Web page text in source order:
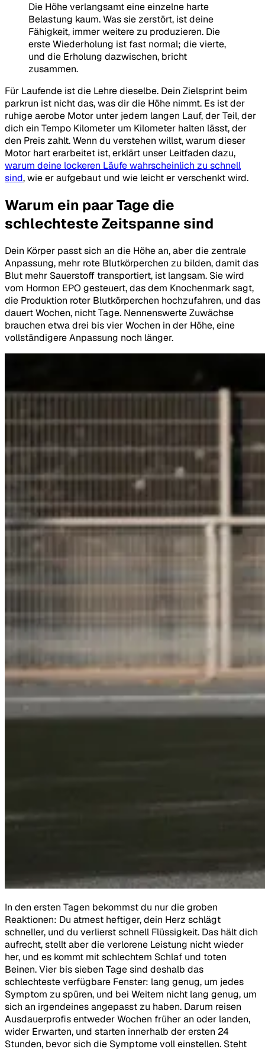
Die Höhe verlangsamt eine einzelne harte
Belastung kaum. Was sie zerstört, ist deine
Fähigkeit, immer weitere zu produzieren. Die
erste Wiederholung ist fast normal; die vierte,
und die Erholung dazwischen, bricht
zusammen.
Für Laufende ist die Lehre dieselbe. Dein Zielsprint beim
parkrun ist nicht das, was dir die Höhe nimmt. Es ist der
ruhige aerobe Motor unter jedem langen Lauf, der Teil, der
dich ein Tempo Kilometer um Kilometer halten lässt, der
den Preis zahlt. Wenn du verstehen willst, warum dieser
Motor hart erarbeitet ist, erklärt unser Leitfaden dazu,
warum deine lockeren Läufe wahrscheinlich zu schnell
sind, wie er aufgebaut und wie leicht er verschenkt wird.
Warum ein paar Tage die
schlechteste Zeitspanne sind
Dein Körper passt sich an die Höhe an, aber die zentrale
Anpassung, mehr rote Blutkörperchen zu bilden, damit das
Blut mehr Sauerstoff transportiert, ist langsam. Sie wird
vom Hormon EPO gesteuert, das dem Knochenmark sagt,
die Produktion roter Blutkörperchen hochzufahren, und das
dauert Wochen, nicht Tage. Nennenswerte Zuwächse
brauchen etwa drei bis vier Wochen in der Höhe, eine
vollständigere Anpassung noch länger.
In den ersten Tagen bekommst du nur die groben
Reaktionen: Du atmest heftiger, dein Herz schlägt
schneller, und du verlierst schnell Flüssigkeit. Das hält dich
aufrecht, stellt aber die verlorene Leistung nicht wieder
her, und es kommt mit schlechtem Schlaf und toten
Beinen. Vier bis sieben Tage sind deshalb das
schlechteste verfügbare Fenster: lang genug, um jedes
Symptom zu spüren, und bei Weitem nicht lang genug, um
sich an irgendeines angepasst zu haben. Darum reisen
Ausdauerprofis entweder Wochen früher an oder landen,
wider Erwarten, und starten innerhalb der ersten 24
Stunden, bevor sich die Symptome voll einstellen. Steht